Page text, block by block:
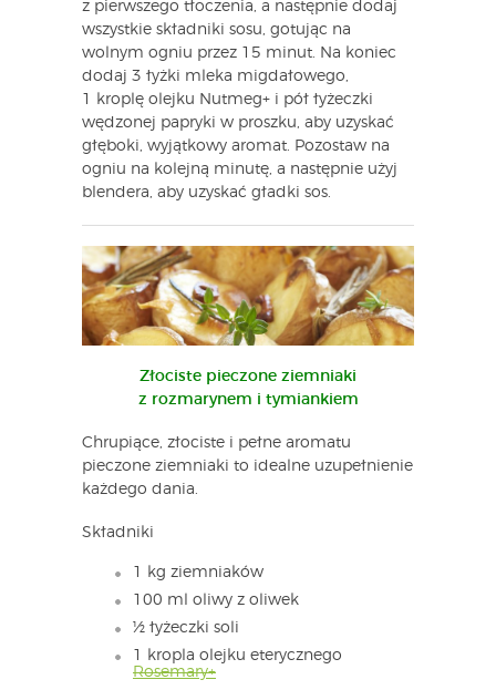
z pierwszego tłoczenia, a następnie dodaj
wszystkie składniki sosu, gotując na
wolnym ogniu przez 15 minut. Na koniec
dodaj 3 łyżki mleka migdałowego,
1 kroplę olejku Nutmeg+ i pół łyżeczki
wędzonej papryki w proszku, aby uzyskać
głęboki, wyjątkowy aromat. Pozostaw na
ogniu na kolejną minutę, a następnie użyj
blendera, aby uzyskać gładki sos.
Złociste pieczone ziemniaki
z rozmarynem i tymiankiem
Chrupiące, złociste i pełne aromatu
pieczone ziemniaki to idealne uzupełnienie
każdego dania.
Składniki
1 kg ziemniaków
100 ml oliwy z oliwek
½ łyżeczki soli
1 kropla olejku eterycznego
Rosemary+